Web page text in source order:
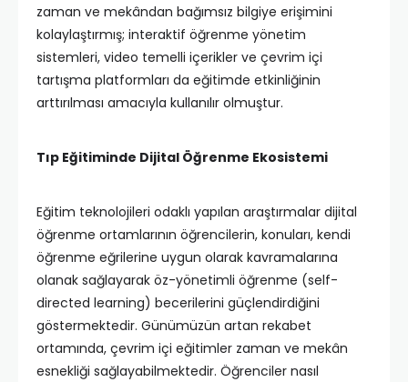
zaman ve mekândan bağımsız bilgiye erişimini
kolaylaştırmış; interaktif öğrenme yönetim
sistemleri, video temelli içerikler ve çevrim içi
tartışma platformları da eğitimde etkinliğinin
arttırılması amacıyla kullanılır olmuştur.
Tıp Eğitiminde Dijital Öğrenme Ekosistemi
Eğitim teknolojileri odaklı yapılan araştırmalar dijital
öğrenme ortamlarının öğrencilerin, konuları, kendi
öğrenme eğrilerine uygun olarak kavramalarına
olanak sağlayarak öz-yönetimli öğrenme (self-
directed learning) becerilerini güçlendirdiğini
göstermektedir. Günümüzün artan rekabet
ortamında, çevrim içi eğitimler zaman ve mekân
esnekliği sağlayabilmektedir. Öğrenciler nasıl